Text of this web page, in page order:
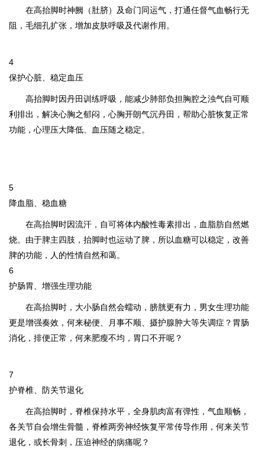
在高抬脚时神阙（肚脐）及命门同运气，打通任督气血畅行无
阻，毛细孔扩张，增加皮肤呼吸及代谢作用。
4
保护心脏、稳定血压
高抬脚时因丹田训练呼吸，能减少肺部负担胸腔之浊气自可顺
利排出，解决心胸之郁闷，心胸开朗气沉丹田，帮助心脏恢复正常
功能，心理压大降低、血压随之稳定。
5
降血脂、稳血糖
在高抬脚时因流汗，自可将体内酸性毒素排出，血脂肪自然燃
烧。由于脾主四肢，抬脚时也运动了脾，所以血糖可以稳定，改善
脾的功能，人的性情自然和蔼。
6
护肠胃、增强生理功能
在高抬脚时，大小肠自然会蠕动，膀胱更有力，男女生理功能
更是增强奏效，何来秘便、月事不顺、摄护腺肿大等失调症？胃肠
消化，排便正常，何来肥瘦不均，胃口不开呢？
7
护脊椎、防关节退化
在高抬脚时，脊椎保持水平，全身肌肉富有弹性，气血顺畅，
各关节自会增生骨髓，脊椎两旁神经恢复平常传导作用，何来关节
退化，或长骨刺，压迫神经的病痛呢？